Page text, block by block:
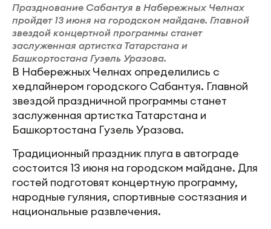
Празднование Сабантуя в Набережных Челнах
пройдет 13 июня на городском майдане. Главной
звездой концертной программы станет
заслуженная артистка Татарстана и
Башкортостана Гузель Уразова.
В Набережных Челнах определились с
хедлайнером городского Сабантуя. Главной
звездой праздничной программы станет
заслуженная артистка Татарстана и
Башкортостана Гузель Уразова.
Традиционный праздник плуга в автограде
состоится 13 июня на городском майдане. Для
гостей подготовят концертную программу,
народные гуляния, спортивные состязания и
национальные развлечения.